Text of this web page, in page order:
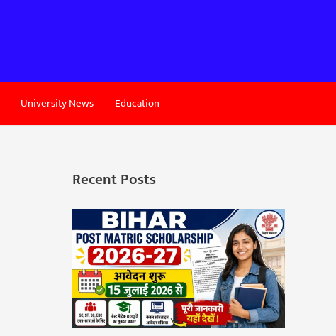
University News Education
Recent Posts